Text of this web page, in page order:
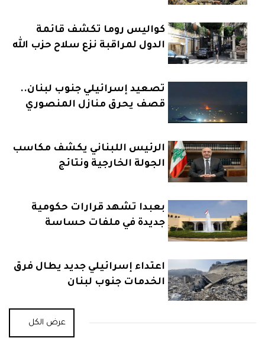
كواليس روما تكشف قائمة
الدول لمراقبة نزع سلاح حزب الله
تصعيد إسرائيلي جنوب لبنان..
قصف يحرق منازل المنصوري
الرئيس اللبناني يكشف مكاسب
الجولة الخارجية ونتائج
بعبدا تشهد قرارات حكومية
جديدة في ملفات حساسة
اعتداء إسرائيلي جديد يطال فرق
الخدمات جنوب لبنان
عرض الكل